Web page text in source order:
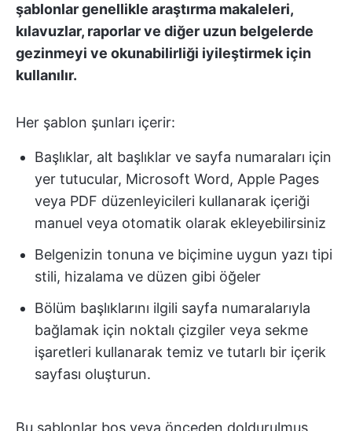
şablonlar genellikle araştırma makaleleri,
kılavuzlar, raporlar ve diğer uzun belgelerde
gezinmeyi ve okunabilirliği iyileştirmek için
kullanılır.
Her şablon şunları içerir:
Başlıklar, alt başlıklar ve sayfa numaraları için
yer tutucular, Microsoft Word, Apple Pages
veya PDF düzenleyicileri kullanarak içeriği
manuel veya otomatik olarak ekleyebilirsiniz
Belgenizin tonuna ve biçimine uygun yazı tipi
stili, hizalama ve düzen gibi öğeler
Bölüm başlıklarını ilgili sayfa numaralarıyla
bağlamak için noktalı çizgiler veya sekme
işaretleri kullanarak temiz ve tutarlı bir içerik
sayfası oluşturun.
Bu şablonlar boş veya önceden doldurulmuş